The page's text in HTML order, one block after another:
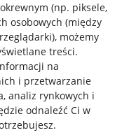
(np. piksele,
osobowych (między
, możemy
treści.
na
i przetwarzanie
analiz rynkowych i
odnaleźć Ci w